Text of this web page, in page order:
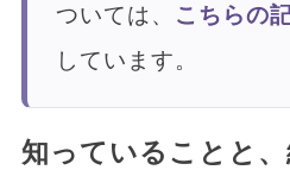
ついては、 こちらの
しています。
知っていることと